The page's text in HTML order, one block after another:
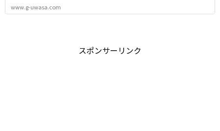
www.g-uwasa.com
スポンサーリンク